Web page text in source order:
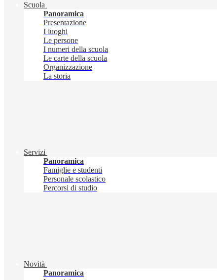
Scuola
Panoramica
Presentazione
I luoghi
Le persone
I numeri della scuola
Le carte della scuola
Organizzazione
La storia
Servizi
Panoramica
Famiglie e studenti
Personale scolastico
Percorsi di studio
Novità
Panoramica